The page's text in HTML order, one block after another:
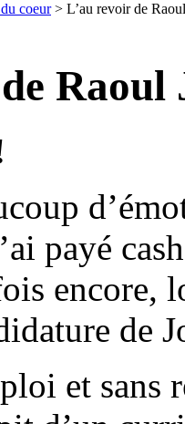
coeur> L’au revoir de
Raoul
payé
encore,
de
et sans